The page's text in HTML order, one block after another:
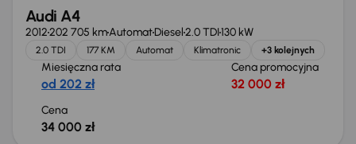
Audi A4
2012202 705 kmAutomatDiesel2.0 TDI130 kW
2.0 TDI 177 KM Automat Klimatronic +3 kolejnych
Miesięczna rata
od 202 zł
Cena promocyjna
32 000 zł
Cena
34 000 zł